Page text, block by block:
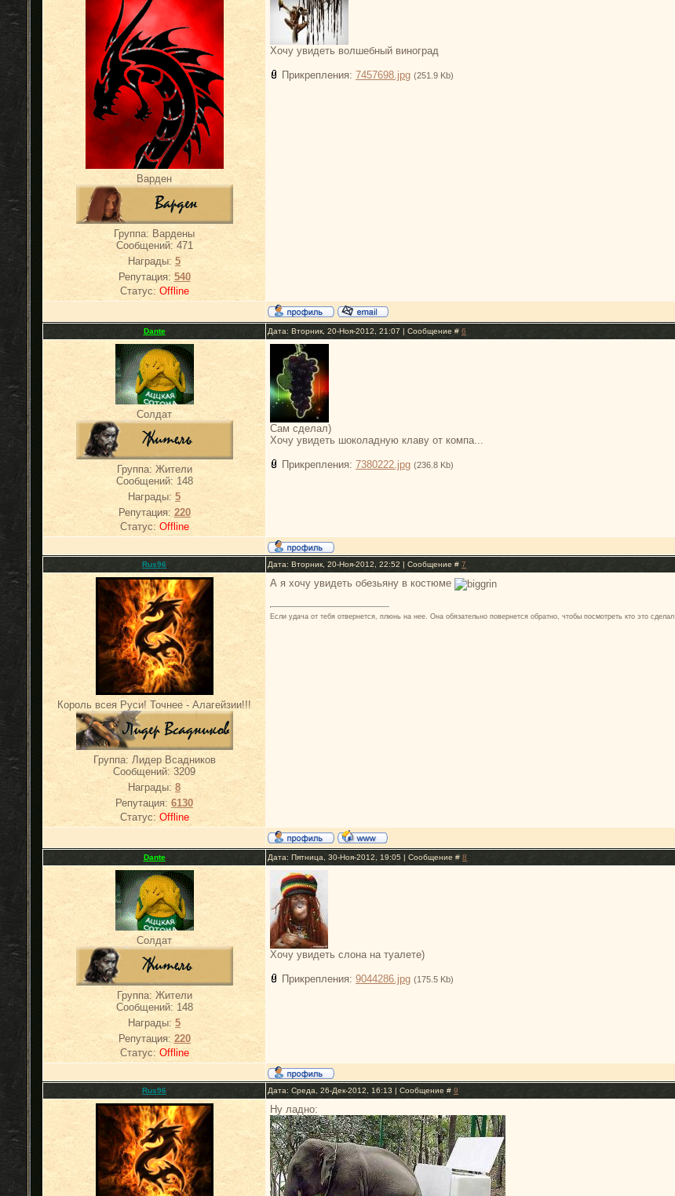
Варден
Группа: Вардены
Сообщений: 471
Награды: 5
Репутация: 540
Статус: Offline
Хочу увидеть волшебный виноград
Прикрепления: 7457698.jpg (251.9 Kb)
Dante Дата: Вторник, 20-Ноя-2012, 21:07 | Сообщение # 6
Солдат
Группа: Жители
Сообщений: 148
Награды: 5
Репутация: 220
Статус: Offline
Сам сделал)
Хочу увидеть шоколадную клаву от компа...
Прикрепления: 7380222.jpg (236.8 Kb)
Rus96 Дата: Вторник, 20-Ноя-2012, 22:52 | Сообщение # 7
Король всея Руси! Точнее - Алагейзии!!!
Группа: Лидер Всадников
Сообщений: 3209
Награды: 8
Репутация: 6130
Статус: Offline
А я хочу увидеть обезьяну в костюме
Если удача от тебя отвернется, плюнь на нее. Она обязательно повернется обратно, чтобы посмотреть кто это сделал
Dante Дата: Пятница, 30-Ноя-2012, 19:05 | Сообщение # 8
Солдат
Группа: Жители
Сообщений: 148
Награды: 5
Репутация: 220
Статус: Offline
Хочу увидеть слона на туалете)
Прикрепления: 9044286.jpg (175.5 Kb)
Rus96 Дата: Среда, 26-Дек-2012, 16:13 | Сообщение # 9
Ну ладно: